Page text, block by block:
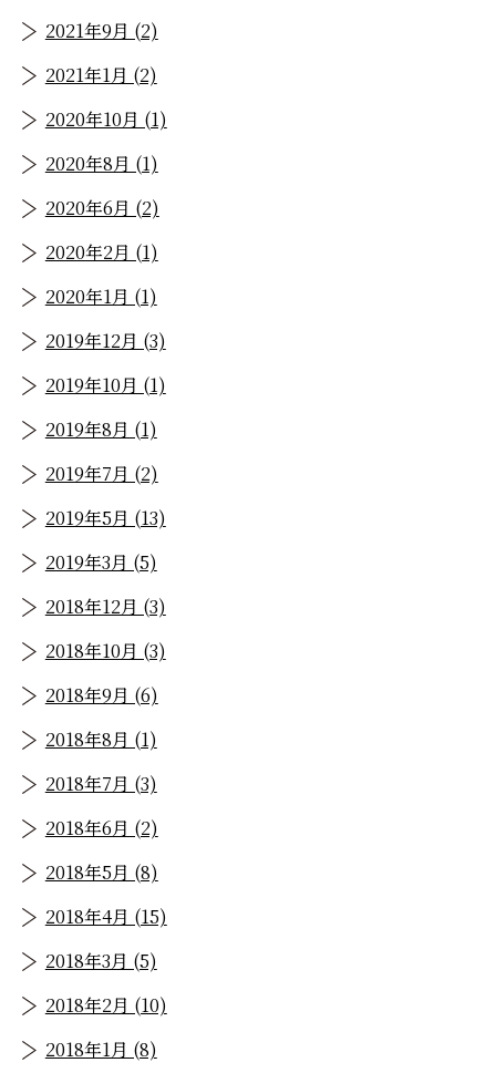
2021年9月 (2)
2021年1月 (2)
2020年10月 (1)
2020年8月 (1)
2020年6月 (2)
2020年2月 (1)
2020年1月 (1)
2019年12月 (3)
2019年10月 (1)
2019年8月 (1)
2019年7月 (2)
2019年5月 (13)
2019年3月 (5)
2018年12月 (3)
2018年10月 (3)
2018年9月 (6)
2018年8月 (1)
2018年7月 (3)
2018年6月 (2)
2018年5月 (8)
2018年4月 (15)
2018年3月 (5)
2018年2月 (10)
2018年1月 (8)